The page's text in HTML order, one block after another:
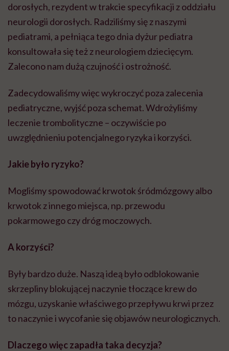
dorosłych, rezydent w trakcie specyfikacji z oddziału
neurologii dorosłych. Radziliśmy się z naszymi
pediatrami, a pełniąca tego dnia dyżur pediatra
konsultowała się też z neurologiem dziecięcym.
Zalecono nam dużą czujność i ostrożność.
Zadecydowaliśmy więc wykroczyć poza zalecenia
pediatryczne, wyjść poza schemat. Wdrożyliśmy
leczenie trombolityczne – oczywiście po
uwzględnieniu potencjalnego ryzyka i korzyści.
Jakie było ryzyko?
Mogliśmy spowodować krwotok śródmózgowy albo
krwotok z innego miejsca, np. przewodu
pokarmowego czy dróg moczowych.
A korzyści?
Były bardzo duże. Naszą ideą było odblokowanie
skrzepliny blokującej naczynie tłoczące krew do
mózgu, uzyskanie właściwego przepływu krwi przez
to naczynie i wycofanie się objawów neurologicznych.
Dlaczego więc zapadła taka decyzja?